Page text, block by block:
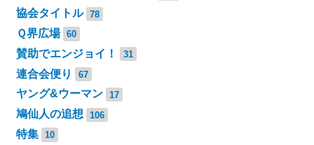
協会タイトル 78
Ｑ界広場 60
賛助でエンジョイ！ 31
連合会便り 67
ヤング&ウーマン 17
鳩仙人の追想 106
特集 10